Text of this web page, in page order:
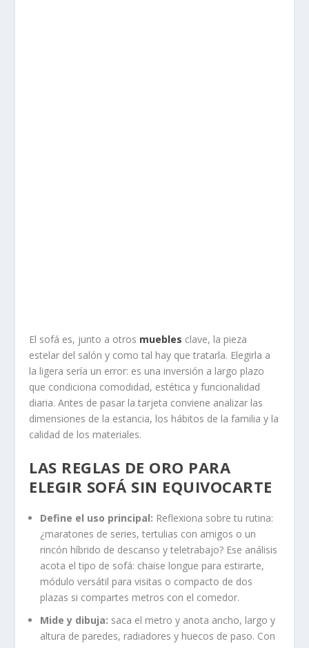
El sofá es, junto a otros muebles clave, la pieza
estelar del salón y como tal hay que tratarla. Elegirla a
la ligera sería un error: es una inversión a largo plazo
que condiciona comodidad, estética y funcionalidad
diaria. Antes de pasar la tarjeta conviene analizar las
dimensiones de la estancia, los hábitos de la familia y la
calidad de los materiales.
LAS REGLAS DE ORO PARA
ELEGIR SOFÁ SIN EQUIVOCARTE
Define el uso principal: Reflexiona sobre tu rutina:
¿maratones de series, tertulias con amigos o un
rincón híbrido de descanso y teletrabajo? Ese análisis
acota el tipo de sofá: chaise longue para estirarte,
módulo versátil para visitas o compacto de dos
plazas si compartes metros con el comedor.
Mide y dibuja: saca el metro y anota ancho, largo y
altura de paredes, radiadores y huecos de paso. Con